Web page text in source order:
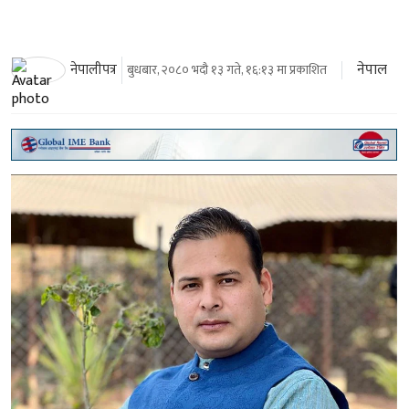
नेपालीपत्र बुधबार, २०८० भदौ १३ गते, १६:१३ मा प्रकाशित नेपाल